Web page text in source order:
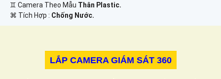
♊ Camera Theo Mẫu Thân Plastic.
️⌘ Tích Hợp : Chống Nước.
LẮP CAMERA GIÁM SÁT 360